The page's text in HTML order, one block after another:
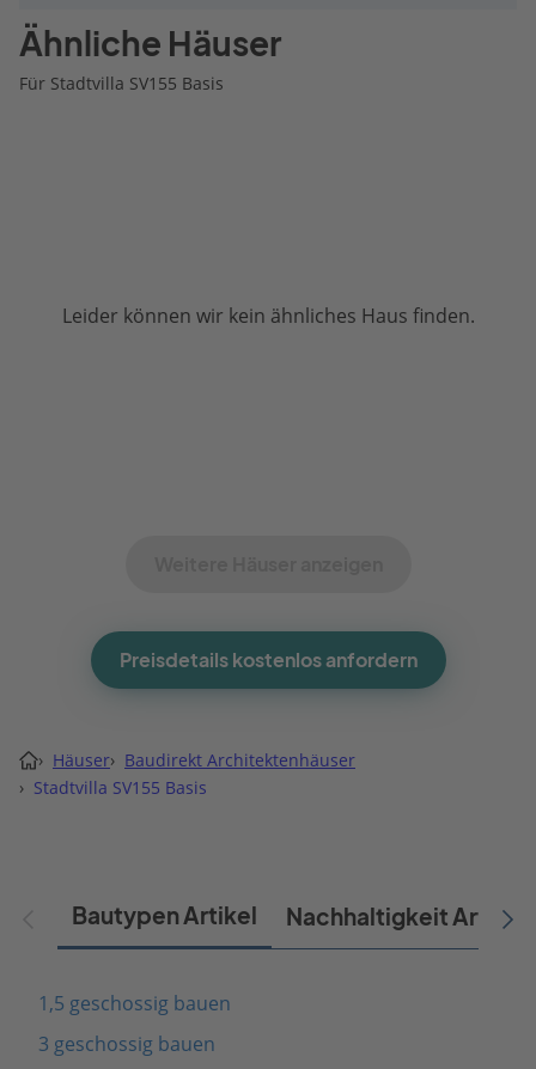
Ähnliche Häuser
Für Stadtvilla SV155 Basis
Leider können wir kein ähnliches Haus finden.
Preisdetails kostenlos anfordern
› Häuser› Baudirekt Architektenhäuser
› Stadtvilla SV155 Basis
Bautypen Artikel Nachhaltigkeit Artikel
1,5 geschossig bauen
3 geschossig bauen